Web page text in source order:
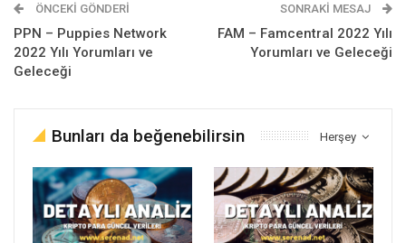
ÖNCEKI GÖNDERI
PPN – Puppies Network
2022 Yılı Yorumları ve
Geleceği
SONRAKI MESAJ
FAM – Famcentral 2022 Yılı
Yorumları ve Geleceği
Herşey
Bunları da beğenebilirsin